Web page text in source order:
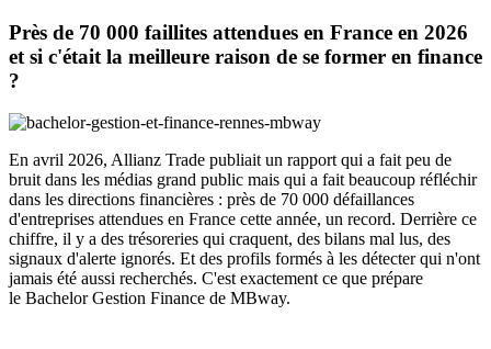
Près de 70 000 faillites attendues en France en 2026
et si c'était la meilleure raison de se former en finance
?
En avril 2026, Allianz Trade publiait un rapport qui a fait peu de
bruit dans les médias grand public mais qui a fait beaucoup réfléchir
dans les directions financières : près de 70 000 défaillances
d'entreprises attendues en France cette année, un record. Derrière ce
chiffre, il y a des trésoreries qui craquent, des bilans mal lus, des
signaux d'alerte ignorés. Et des profils formés à les détecter qui n'ont
jamais été aussi recherchés. C'est exactement ce que prépare
le Bachelor Gestion Finance de MBway.